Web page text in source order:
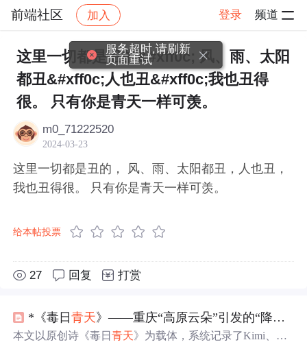
前端社区 加入 登录 频道
社区 前端社区 感慨 帖子详情
这里一切都是丑的&#xff0c; 风、雨、太阳
都丑&#xff0c;人也丑&#xff0c;我也丑得
很。 只有你是青天一样可羡。
m0_71222520
2024-03-23
这里一切都是丑的， 风、雨、太阳都丑，人也丑，
我也丑得很。 只有你是青天一样可羡。
给本帖投票
27 回复 打赏
*《毒日青天》——重庆“高原云朵”引发的“降温”诗意
本文以原创诗《毒日青天》为载体，系统记录了Kimi、De
服务超时,请刷新
页面重试